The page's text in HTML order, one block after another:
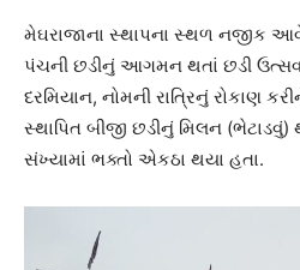
મેઘરાજાના સ્થાપના સ્થળ નજીક
પંચની છડીનું આગમન થતાં છડી
દરમિયાન, નોમની રાત્રિનું રોકાણ
સ્થાપિત બીજી છડીનું મિલન
સંખ્યામાં ભક્તો એકઠા થયા હતા.